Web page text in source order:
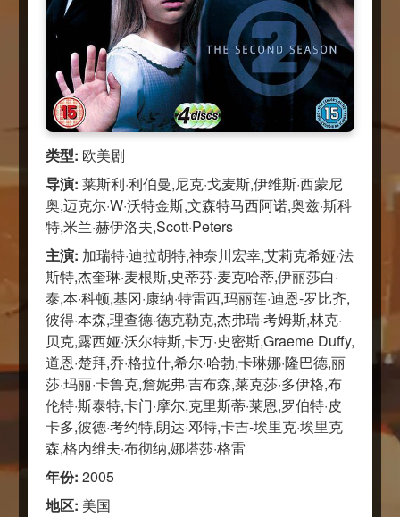
类型: 欧美剧
导演: 莱斯利·利伯曼,尼克·戈麦斯,伊维斯·西蒙尼
奥,迈克尔·W·沃特金斯,文森特马西阿诺,奥兹·斯科
特,米兰·赫伊洛夫,Scott·Peters
主演: 加瑞特·迪拉胡特,神奈川宏幸,艾莉克希娅·法
斯特,杰奎琳·麦根斯,史蒂芬·麦克哈蒂,伊丽莎白·
泰,本·科顿,基冈·康纳·特雷西,玛丽莲·迪恩-罗比齐,
彼得·本森,理查德·德克勒克,杰弗瑞·考姆斯,林克·
贝克,露西娅·沃尔特斯,卡万·史密斯,Graeme Duffy,
道恩·楚拜,乔·格拉什,希尔·哈勃,卡琳娜·隆巴德,丽
莎·玛丽·卡鲁克,詹妮弗·吉布森,莱克莎·多伊格,布
伦特·斯泰特,卡门·摩尔,克里斯蒂·莱恩,罗伯特·皮
卡多,彼德·考约特,朗达·邓特,卡吉-埃里克·埃里克
森,格内维夫·布彻纳,娜塔莎·格雷
年份: 2005
地区: 美国